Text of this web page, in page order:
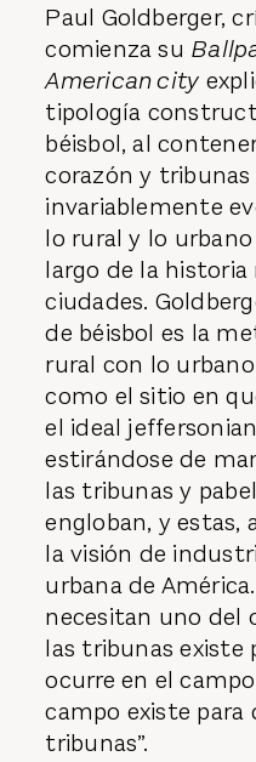
Paul Goldberger,
comienza su
American city
tipología
béisbol, al
corazón y tribunas
invariablemente
lo rural y lo
largo de la
ciudades.
de béisbol es la
rural con lo
como el sitio en
el ideal
estirándose de
las tribunas y
engloban, y estas,
la visión de
urbana de
necesitan uno del
las tribunas existe
ocurre en el
campo existe para
tribunas”.